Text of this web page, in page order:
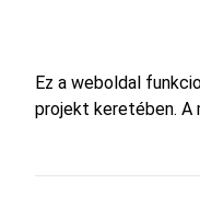
Ez a weboldal
projekt keretében. A